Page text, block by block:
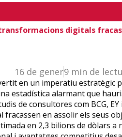
digitals
16 de gener9 min de
en un imperatiu estratègic
estadística alarmant que
de consultores com BCG,
en assolir els seus
en 2,3 bilions de dòlars